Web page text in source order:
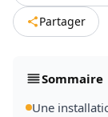
Partager
Sommaire
Une